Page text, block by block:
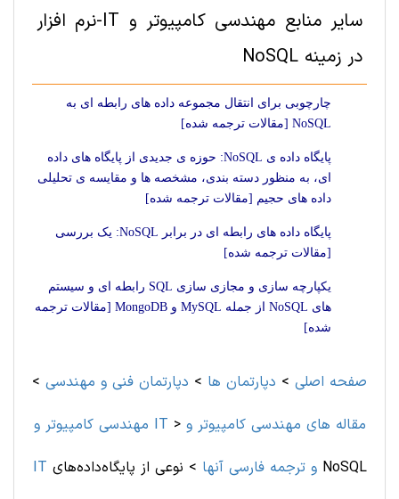
سایر منابع مهندسی کامپیوتر و IT-نرم افزار
در زمینه NoSQL
چارچوبی برای انتقال مجموعه داده های رابطه ای به
NoSQL [مقالات ترجمه شده]
پایگاه داده ی NoSQL: حوزه ی جدیدی از پایگاه های داده
ای، به منظور دسته بندی، مشخصه ها و مقایسه ی تحلیلی
داده های حجیم [مقالات ترجمه شده]
پایگاه داده های رابطه ای در برابر NoSQL: یک بررسی
[مقالات ترجمه شده]
یکپارچه سازی و مجازی سازی SQL رابطه ای و سیستم
های NoSQL از جمله MySQL و MongoDB [مقالات ترجمه
شده]
صفحه اصلی > دپارتمان ها > دپارتمان فنی و مهندسی >
مهندسی کامپیوتر و IT > مقاله های مهندسی کامپیوتر و
IT و ترجمه فارسی آنها > نوعی از پایگاه‌داده‌های NoSQL